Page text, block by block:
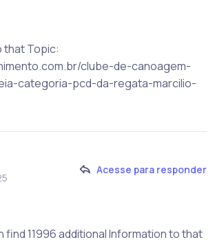
that Topic:
clube-de-canoagem-
categoria-pcd-da-regata-marcilio-
Acesse para responder
find 11996 additional Information to that